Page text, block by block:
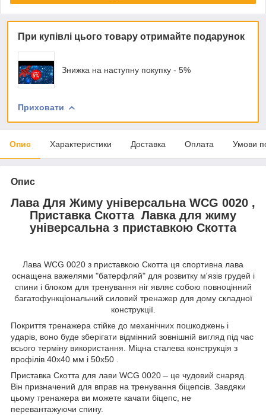
При купівлі цього товару отримайте подарунок
Знижка на наступну покупку - 5%
Приховати
Опис Характеристики Доставка Оплата Умови
Опис
Лава Для Жиму універсальна WCG 0020 ,
Приставка Скотта Лавка для жиму
універсальна з приставкою Скотта
Лава WCG 0020 з приставкою Скотта ця спортивна лава
оснащена важелями "батерфляй" для розвитку м'язів грудей і
спини і блоком для тренування ніг являє собою повноцінний
багатофункціональний силовий тренажер для дому складної
конструкції.
Покриття тренажера стійке до механічних пошкоджень і
ударів, воно буде зберігати відмінний зовнішній вигляд під час
всього терміну використання. Міцна сталева конструкція з
профілів 40х40 мм і 50х50 .
Приставка Скотта для лави WCG 0020 – це чудовий снаряд.
Він призначений для вправ на тренування біцепсів. Завдяки
цьому тренажера ви можете качати біцепс, не
перевантажуючи спину.